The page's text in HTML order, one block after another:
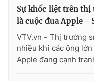
VTV Money
VTV Sức khoẻ
Sự khốc liệt trên
là cuộc đua Apple -
VTV.vn - Thị trường
nhiều khi các ông
Apple đang cạnh